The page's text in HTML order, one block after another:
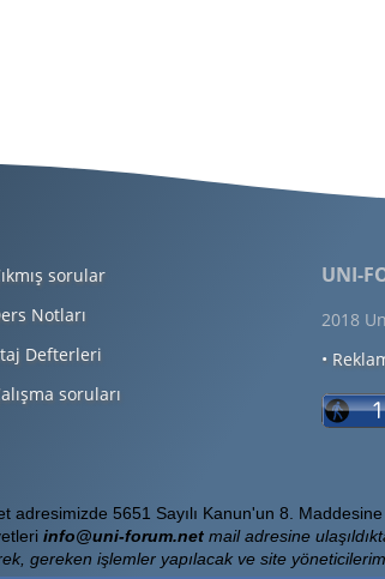
sorular
Notları
Defterleri
soruları
UNI-
2018
•
adresimizde 5651 Sayılı Kanun'un 8.
info@uni-forum.netmail adresine
gereken işlemler yapılacak ve site